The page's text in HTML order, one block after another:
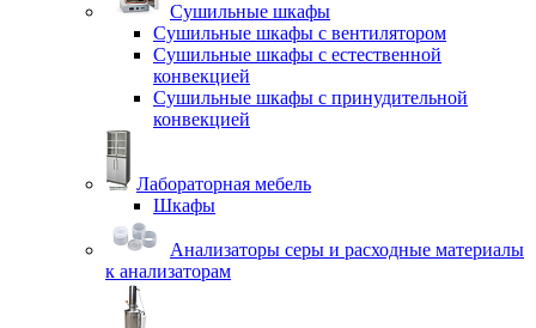
Cушильные шкафы
Сушильные шкафы с вентилятором
Сушильные шкафы с естественной
конвекцией
Сушильные шкафы с принудительной
конвекцией
Лабораторная мебель
Шкафы
Анализаторы серы и расходные материалы
к анализаторам